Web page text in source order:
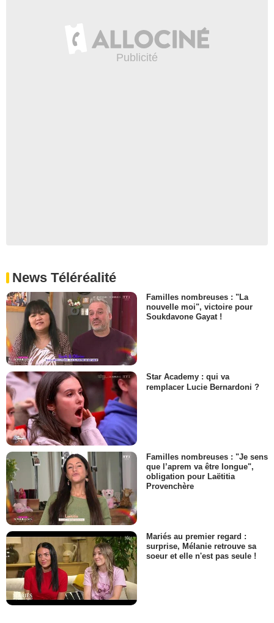
News Téléréalité
Familles nombreuses : "La
nouvelle moi", victoire pour
Soukdavone Gayat !
Star Academy : qui va
remplacer Lucie Bernardoni ?
Familles nombreuses : "Je sens
que l’aprem va être longue",
obligation pour Laëtitia
Provenchère
Mariés au premier regard :
surprise, Mélanie retrouve sa
soeur et elle n'est pas seule !